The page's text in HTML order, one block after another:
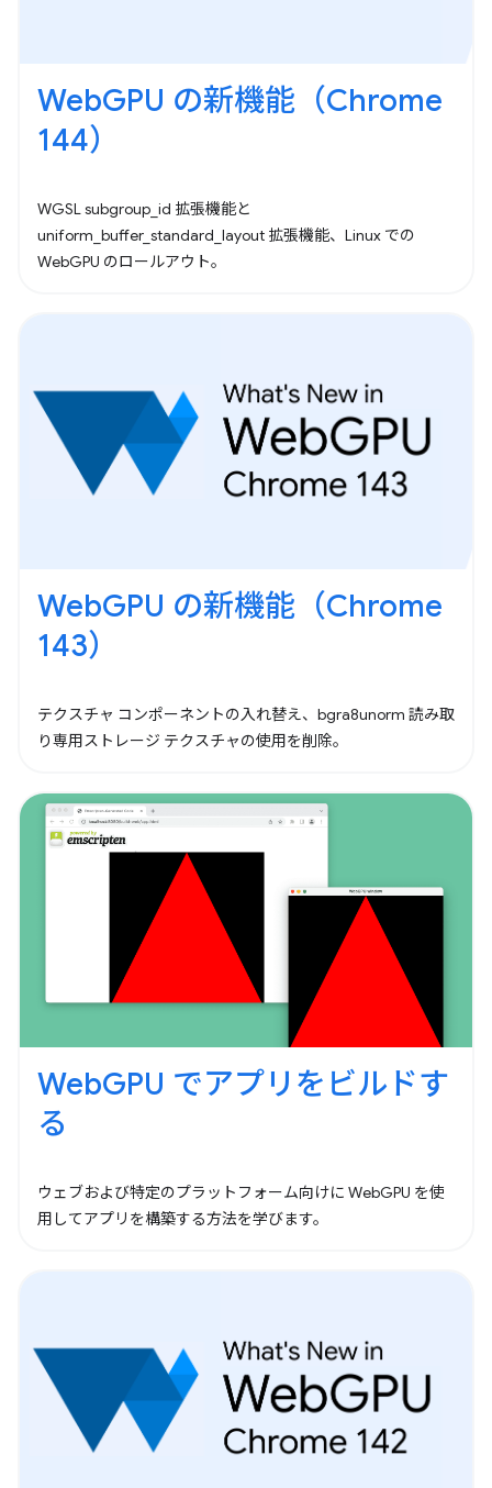
WebGPU の新機能（Chrome
144）
WGSL subgroup_id 拡張機能と
uniform_buffer_standard_layout 拡張機能、Linux での
WebGPU のロールアウト。
WebGPU の新機能（Chrome
143）
テクスチャ コンポーネントの入れ替え、bgra8unorm 読み取
り専用ストレージ テクスチャの使用を削除。
WebGPU でアプリをビルドす
る
ウェブおよび特定のプラットフォーム向けに WebGPU を使
用してアプリを構築する方法を学びます。